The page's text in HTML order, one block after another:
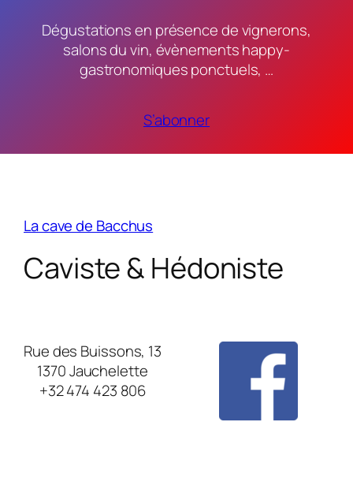
Dégustations en présence de vignerons,
salons du vin, évènements happy-
gastronomiques ponctuels, …
S’abonner
La cave de Bacchus
Caviste & Hédoniste
Rue des Buissons, 13
1370 Jauchelette
+32 474 423 806